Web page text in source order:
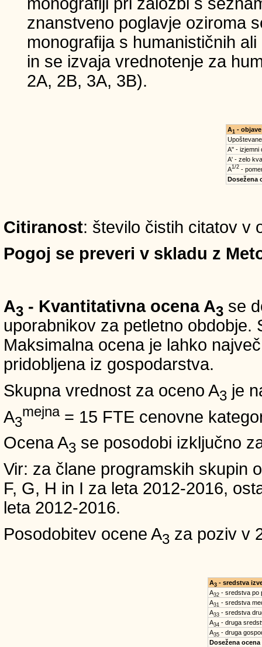
znanstveno poglavje oziroma
monografija s humanističnih
in se izvaja vrednotenje za
2A, 2B, 3A, 3B).
A1 - objave
A'' - izjemni
A' - zelo
A1/2-
Dosežena
Citiranost: število čistih citatov v
Pogoj se preveri v skladu z
A3 - Kvantitativna ocena A3 se
uporabnikov za petletno obdobje.
Maksimalna ocena je lahko
pridobljena iz gospodarstva.
Skupna vrednost za oceno A3 je
A3
mejna= 15 FTE cenovne
Ocena A3 se posodobi izključno
Vir: za člane programskih skupin
F, G, H in I za leta 2012-2016,
leta 2012-2016.
Posodobitev ocene A3 za poziv v
A3- sredstva
A32- sredstva po
A31 - sredstva
A33- sredstva
A34 - druga
A35- druga
Dosežena ocena